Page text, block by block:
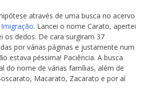
através de uma busca no acervo
. Lancei o nome Carato, apertei
os dedos. De cara surgiram 37
por várias páginas e justamente num
estava péssima! Paciência. A busca
do nome de várias famílias, além de
Macarato, Zacarato e por aí